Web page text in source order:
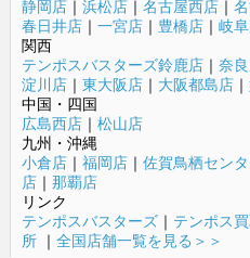
静岡店｜ 浜松店｜ 名古屋西店｜
春日井店｜ 一宮店｜ 豊橋店｜ 岐
関西
テンポスバスターズ鈴鹿店｜ 奈
淀川店｜ 東大阪店｜ 大阪都島店｜
中国・四国
広島西店｜ 松山店
九州・沖縄
小倉店｜ 福岡店｜ 佐賀鳥栖セン
店｜ 那覇店
リンク
テンポスバスターズ｜ テンポス
所｜ 全国店舗一覧を見る＞＞